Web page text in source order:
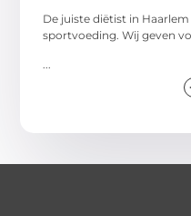
De juiste diëtist in
sportvoeding. Wij geven
...